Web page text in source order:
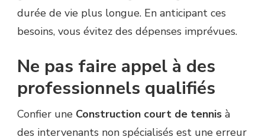
durée de vie plus longue. En anticipant ces
besoins, vous évitez des dépenses imprévues.
Ne pas faire appel à des
professionnels qualifiés
Confier une Construction court de tennis à
des intervenants non spécialisés est une erreur